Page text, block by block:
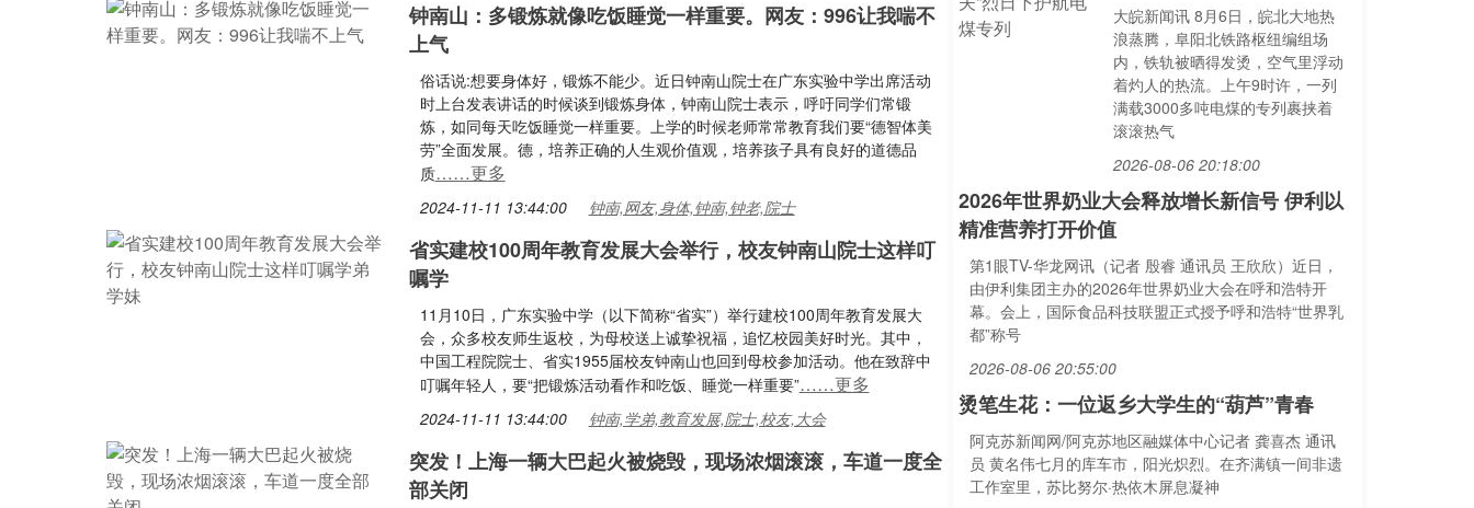
钟南山：多锻炼就像吃饭睡觉一样重要。网友：996让我喘不
上气
俗话说:想要身体好，锻炼不能少。近日钟南山院士在广东实验中学出席活动
时上台发表讲话的时候谈到锻炼身体，钟南山院士表示，呼吁同学们常锻
炼，如同每天吃饭睡觉一样重要。上学的时候老师常常教育我们要“德智体美
劳”全面发展。德，培养正确的人生观价值观，培养孩子具有良好的道德品
质……更多
2024-11-11 13:44:00 钟南,网友,身体,钟南,钟老,院士
省实建校100周年教育发展大会举行，校友钟南山院士这样叮
嘱学
11月10日，广东实验中学（以下简称“省实”）举行建校100周年教育发展大
会，众多校友师生返校，为母校送上诚挚祝福，追忆校园美好时光。其中，
中国工程院院士、省实1955届校友钟南山也回到母校参加活动。他在致辞中
叮嘱年轻人，要“把锻炼活动看作和吃饭、睡觉一样重要”……更多
2024-11-11 13:44:00 钟南,学弟,教育发展,院士,校友,大会
突发！上海一辆大巴起火被烧毁，现场浓烟滚滚，车道一度全
部关闭
大皖新闻讯 8月6日，皖北大地热
浪蒸腾，阜阳北铁路枢纽编组场
内，铁轨被晒得发烫，空气里浮动
着灼人的热流。上午9时许，一列
满载3000多吨电煤的专列裹挟着
滚滚热气
2026-08-06 20:18:00
2026年世界奶业大会释放增长新信号 伊利以
精准营养打开价值
第1眼TV-华龙网讯（记者 殷睿 通讯员 王欣欣）近日，
由伊利集团主办的2026年世界奶业大会在呼和浩特开
幕。会上，国际食品科技联盟正式授予呼和浩特“世界乳
都”称号
2026-08-06 20:55:00
烫笔生花：一位返乡大学生的“葫芦”青春
阿克苏新闻网/阿克苏地区融媒体中心记者 龚喜杰 通讯
员 黄名伟七月的库车市，阳光炽烈。在齐满镇一间非遗
工作室里，苏比努尔·热依木屏息凝神